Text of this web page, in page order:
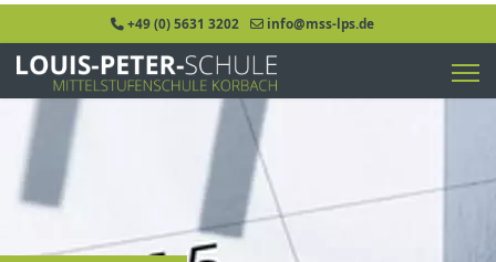
+49 (0) 5631 3202 info@mss-lps.de